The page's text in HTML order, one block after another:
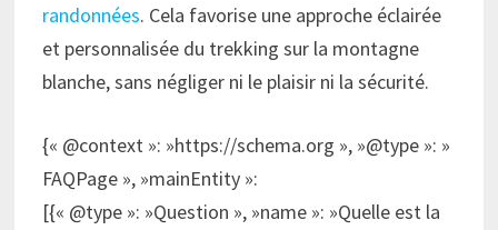
randonnées. Cela favorise une approche éclairée
et personnalisée du trekking sur la montagne
blanche, sans négliger ni le plaisir ni la sécurité.
{« @context »: »https://schema.org », »@type »: »
FAQPage », »mainEntity »:
[{« @type »: »Question », »name »: »Quelle est la